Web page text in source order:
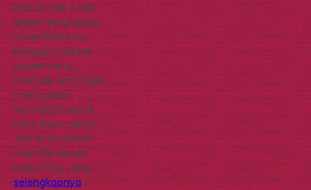
brand milik Anda
dalam jangkauan
yang lebih luas.
Dengan polesan
desain yang
menarik dan tegas
menjadikan
kemasan baju di
toko Anda cantik.
Jika Anda sudah
memiliki desain
paper bag yang…
selengkapnya